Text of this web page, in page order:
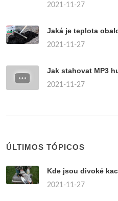
2021-11-27
Jaká je teplota
2021-11-27
Jak stahovat MP3
2021-11-27
ÚLTIMOS TÓPICOS
Kde jsou divoké
2021-11-27